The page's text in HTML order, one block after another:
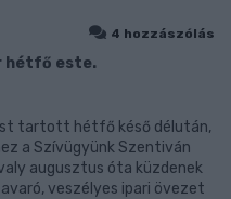
4 hozzászólás
hétfő este.
tartott hétfő késő délután,
a Szívügyünk Szentiván
augusztus óta küzdenek
veszélyes ipari övezet